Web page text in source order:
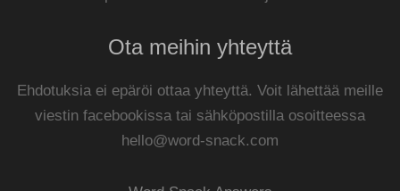
Ota meihin yhteyttä
Ehdotuksia ei epäröi ottaa yhteyttä. Voit lähettää meille
viestin facebookissa tai sähköpostilla osoitteessa
hello@word-snack.com